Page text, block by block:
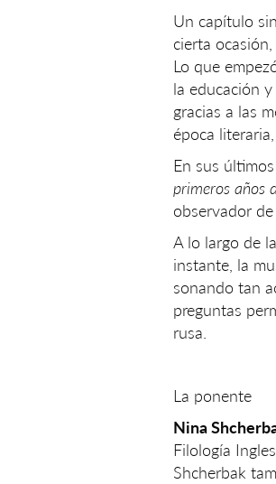
Un capítulo
cierta
Lo que
la educación
gracias a las
época
En sus
primeros años
observador
A lo largo de
instante, la
sonando tan
preguntas
rusa.
La ponente
Nina
Filología
Shcherbak